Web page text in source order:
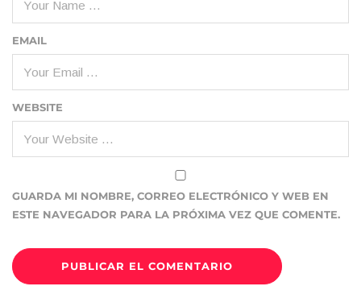
EMAIL
WEBSITE
GUARDA MI NOMBRE, CORREO ELECTRÓNICO Y WEB EN
ESTE NAVEGADOR PARA LA PRÓXIMA VEZ QUE COMENTE.